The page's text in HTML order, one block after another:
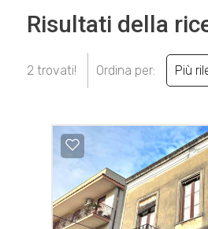
Risultati della
2 trovati! Ordina per: Più